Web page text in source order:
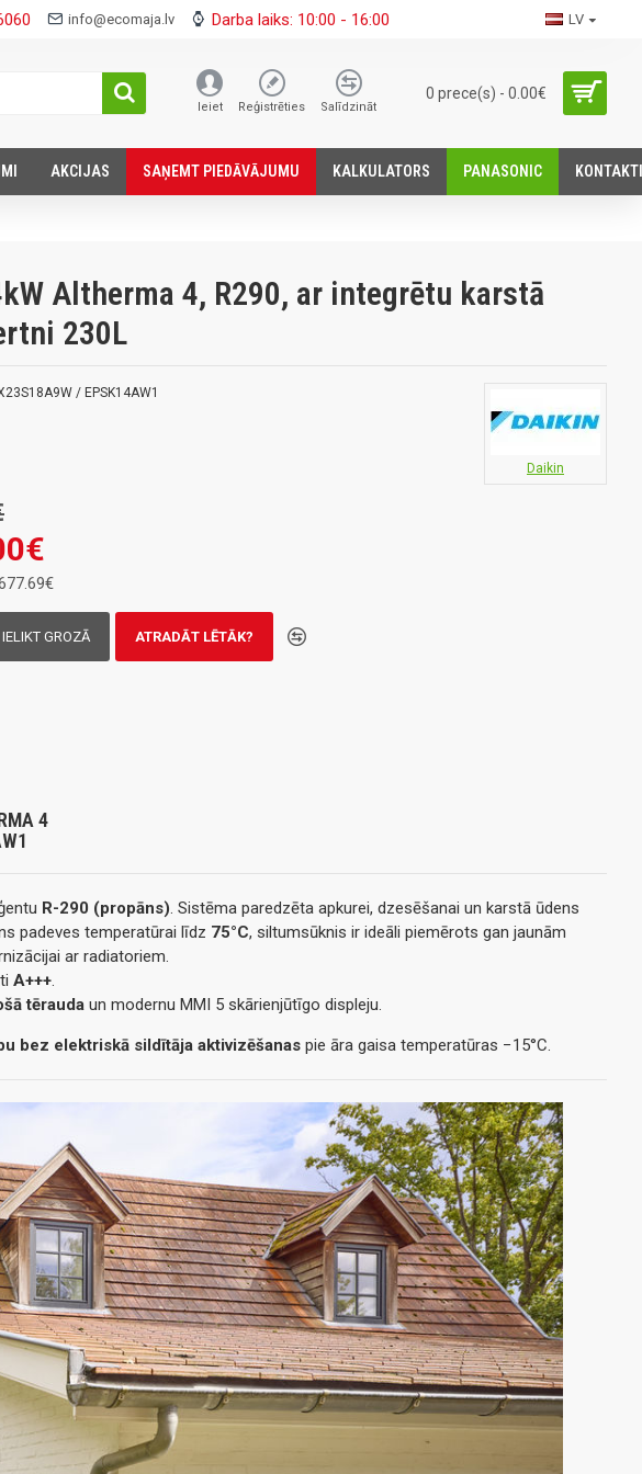
info@ecomaja.lv Darba laiks: 10:00 - 16:00 LV
Ieiet Reģistrēties Salīdzināt
0 prece(s) - 0.00€
AKCIJAS SАŅEMT PIEDĀVĀJUMU KALKULATORS PANASONIC KONTAKTI
Altherma 4, R290, ar integrētu karstā
230L
/ EPSK14AW1
Daikin
IELIKT GROZĀ ATRADĀT LĒTĀK?
4
R-290 (propāns). Sistēma paredzēta apkurei, dzesēšanai un karstā ūdens
padeves temperatūrai līdz 75°C, siltumsūknis ir ideāli piemērots gan jaunām
ar radiatoriem.
A+++.
tērauda un modernu MMI 5 skārienjūtīgo displeju.
bez elektriskā sildītāja aktivizēšanas pie āra gaisa temperatūras −15°C.